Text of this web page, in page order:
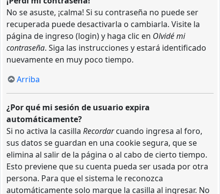
No se asuste, ¡calma! Si su contraseña no puede ser
recuperada puede desactivarla o cambiarla. Visite la
página de ingreso (login) y haga clic en Olvidé mi
contraseña. Siga las instrucciones y estará identificado
nuevamente en muy poco tiempo.
Arriba
¿Por qué mi sesión de usuario expira
automáticamente?
Si no activa la casilla Recordarcuando ingresa al foro,
sus datos se guardan en una cookie segura, que se
elimina al salir de la página o al cabo de cierto tiempo.
Esto previene que su cuenta pueda ser usada por otra
persona. Para que el sistema le reconozca
automáticamente solo marque la casilla al ingresar. No